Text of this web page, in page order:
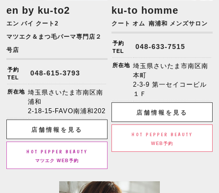
en by ku-to2
エン バイ クート2
マツエク＆まつ毛パーマ専門店２
号店
予約
TEL
048-615-3793
所在地 埼玉県さいたま市南区南
浦和
2-18-15-FAVO南浦和202
店舗情報を見る
HOT PEPPER BEAUTY
マツエク WEB予約
ku-to homme
クート オム 南浦和 メンズサロン
予約
TEL
048-633-7515
所在地 埼玉県さいたま市南区南
本町
2-3-9 第一セイコービル
１Ｆ
店舗情報を見る
HOT PEPPER BEAUTY
WEB予約